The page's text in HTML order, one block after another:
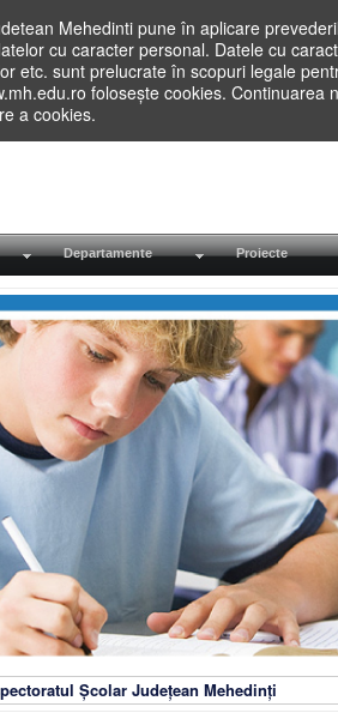
Mehedinti pune în aplicare
cu caracter personal. Datele cu
etc. sunt prelucrate în scopuri legale
folosește cookies. Continuarea
a cookies.
Departamente Proiecte
Școlar Județean Mehedinți